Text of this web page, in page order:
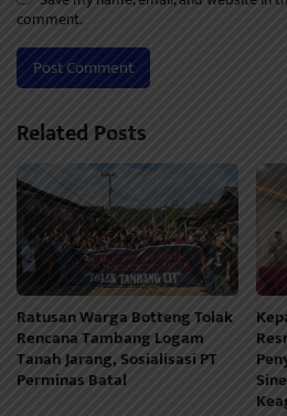
comment.
Related Posts
Ratusan Warga Botteng Tolak
Rencana Tambang Logam
Tanah Jarang, Sosialisasi PT
Perminas Batal